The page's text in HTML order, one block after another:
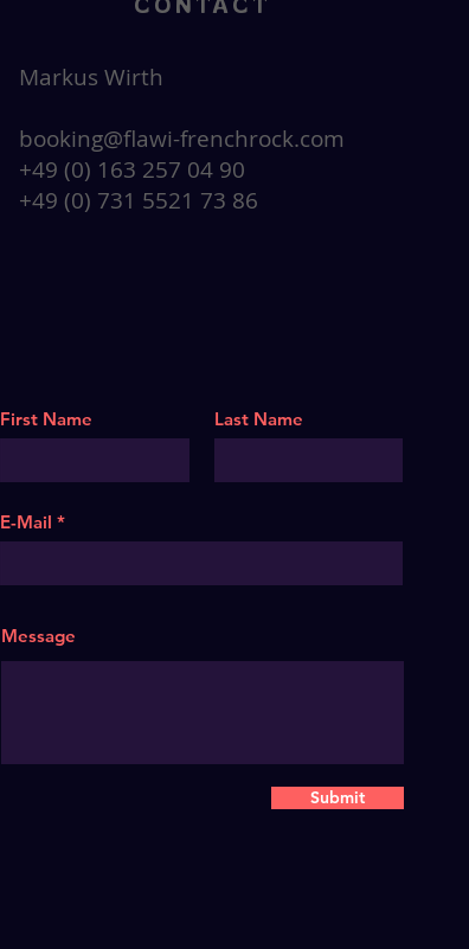
Markus Wirth
booking@flawi-frenchrock.com
+49 (0) 163 257 04 90
+49 (0) 731 5521 73 86
First Name Last Name
E-Mail
Message
Submit